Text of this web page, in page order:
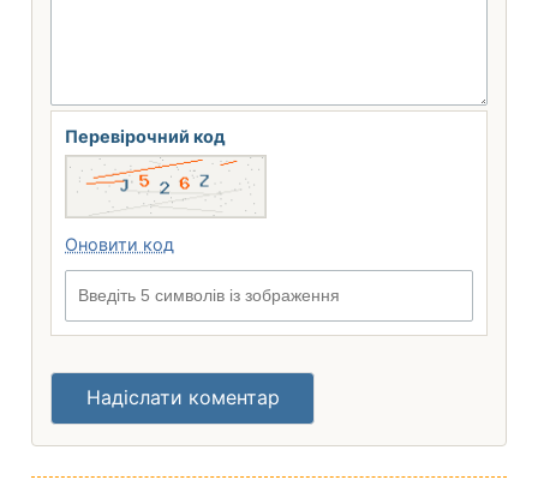
Перевірочний код
Оновити код
Надіслати коментар